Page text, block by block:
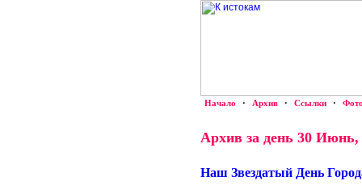
Начало · Архив · Ссылки ·
Архив за день 30 Июнь,
Наш Звездатый День